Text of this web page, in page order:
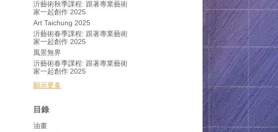
沂藝術秋季課程: 跟著專業藝術
家一起創作 2025
Art Taichung 2025
沂藝術春季課程: 跟著專業藝術
家一起創作 2025
風景無界
沂藝術春季課程: 跟著專業藝術
家一起創作 2025
顯示更多
目錄
油畫